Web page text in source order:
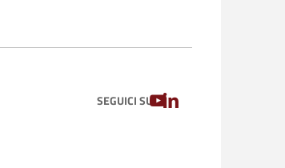
SEGUICI SUYOUTUBE
LINKEDIN